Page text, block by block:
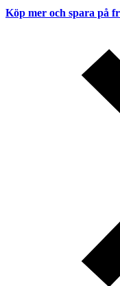
Köp mer och spara på